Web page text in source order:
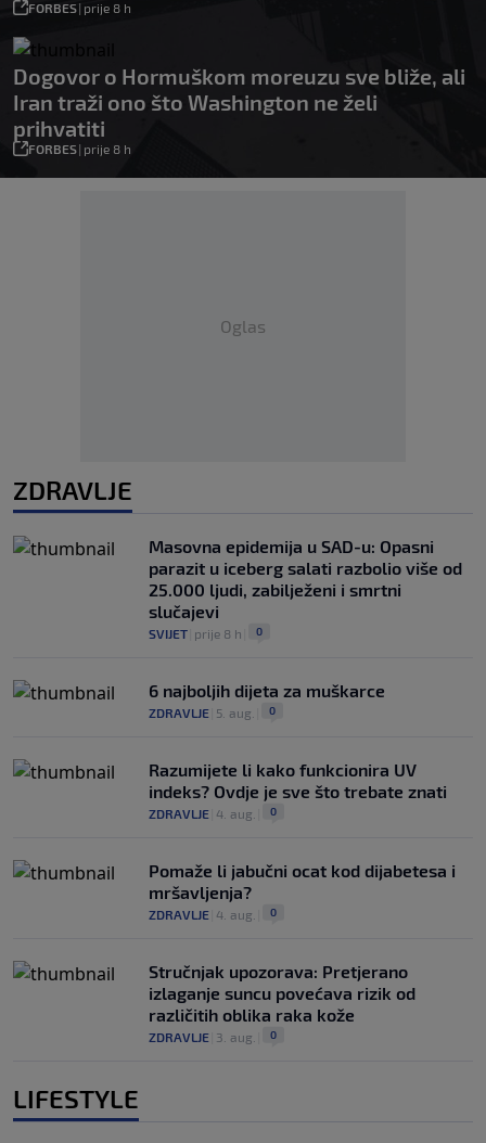
FORBES| prije 8 h
Dogovor o Hormuškom moreuzu sve bliže, ali
Iran traži ono što Washington ne želi
prihvatiti
FORBES| prije 8 h
Oglas
ZDRAVLJE
Masovna epidemija u SAD-u: Opasni
parazit u iceberg salati razbolio više od
25.000 ljudi, zabilježeni i smrtni
slučajevi
SVIJET prije 8 h 0
6 najboljih dijeta za muškarce
ZDRAVLJE 5. aug. 0
Razumijete li kako funkcionira UV
indeks? Ovdje je sve što trebate znati
ZDRAVLJE 4. aug. 0
Pomaže li jabučni ocat kod dijabetesa i
mršavljenja?
ZDRAVLJE 4. aug. 0
Stručnjak upozorava: Pretjerano
izlaganje suncu povećava rizik od
različitih oblika raka kože
ZDRAVLJE 3. aug. 0
LIFESTYLE